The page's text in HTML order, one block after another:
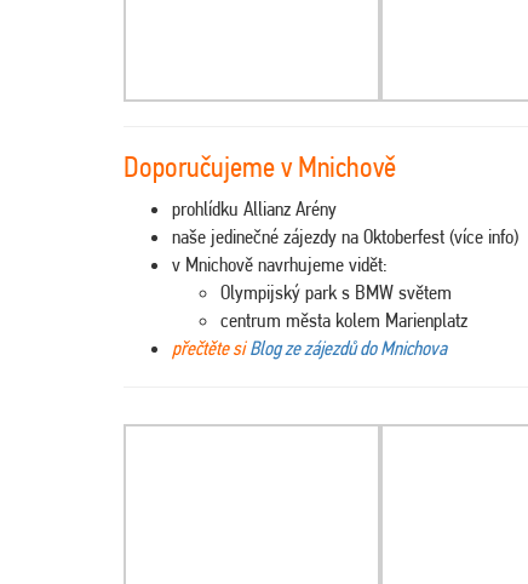
Doporučujeme v Mnichově
prohlídku Allianz Arény
naše jedinečné zájezdy na Oktoberfest (více info)
v Mnichově navrhujeme vidět:
Olympijský park s BMW světem
centrum města kolem Marienplatz
přečtěte si Blog ze zájezdů do Mnichova